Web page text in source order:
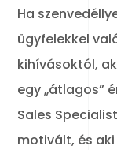
Ha
ügyfelekkel
kihívásoktól,
egy „átlagos”
Sales
motivált, és